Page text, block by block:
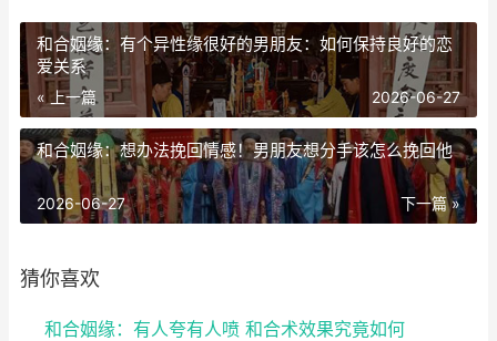
和合姻缘：有个异性缘很好的男朋友：如何保持良好的恋
爱关系
« 上一篇 2026-06-27
和合姻缘：想办法挽回情感！男朋友想分手该怎么挽回他
下一篇 »
2026-06-27
猜你喜欢
和合姻缘：有人夸有人喷 和合术效果究竟如何